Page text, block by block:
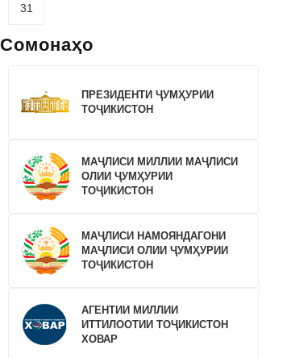
31
Сомонаҳо
ПРЕЗИДЕНТИ ҶУМҲУРИИ
ТОҶИКИСТОН
МАҶЛИСИ МИЛЛИИ МАҶЛИСИ
ОЛИИ ҶУМҲУРИИ
ТОҶИКИСТОН
МАҶЛИСИ НАМОЯНДАГОНИ
МАҶЛИСИ ОЛИИ ҶУМҲУРИИ
ТОҶИКИСТОН
АГЕНТИИ МИЛЛИИ
ИТТИЛООТИИ ТОҶИКИСТОН
ХОВАР